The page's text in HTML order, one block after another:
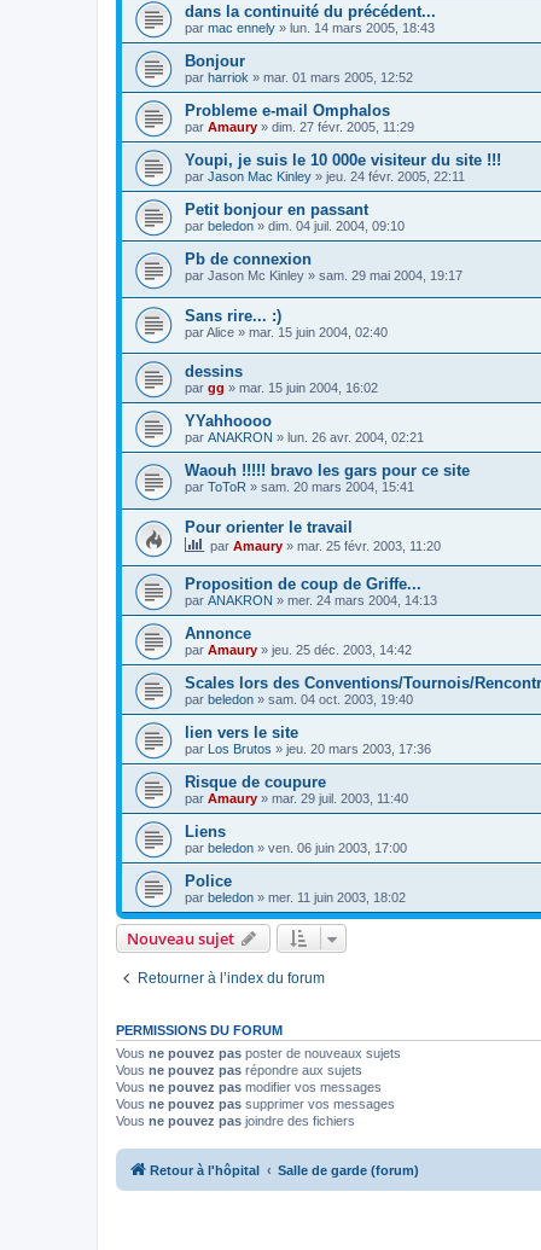
dans la continuité du précédent...
par mac ennely » lun. 14 mars 2005, 18:43
Bonjour
par harriok » mar. 01 mars 2005, 12:52
Probleme e-mail Omphalos
par Amaury » dim. 27 févr. 2005, 11:29
Youpi, je suis le 10 000e visiteur du site !!!
par Jason Mac Kinley » jeu. 24 févr. 2005, 22:11
Petit bonjour en passant
par beledon » dim. 04 juil. 2004, 09:10
Pb de connexion
par Jason Mc Kinley » sam. 29 mai 2004, 19:17
Sans rire... :)
parAlice » mar. 15 juin 2004, 02:40
dessins
par gg » mar. 15 juin 2004, 16:02
YYahhoooo
par ANAKRON » lun. 26 avr. 2004, 02:21
Waouh !!!!! bravo les gars pour ce site
par ToToR » sam. 20 mars 2004, 15:41
Pour orienter le travail
par Amaury » mar. 25 févr. 2003, 11:20
Proposition de coup de Griffe...
par ANAKRON » mer. 24 mars 2004, 14:13
Annonce
par Amaury » jeu. 25 déc. 2003, 14:42
Scales lors des Conventions/Tournois/
par beledon » sam. 04 oct. 2003, 19:40
lien vers le site
par Los Brutos » jeu. 20 mars 2003, 17:36
Risque de coupure
par Amaury » mar. 29 juil. 2003, 11:40
Liens
par beledon » ven. 06 juin 2003, 17:00
Police
par beledon » mer. 11 juin 2003, 18:02
Nouveau sujet
Retourner à l’index du forum
PERMISSIONS DU FORUM
Vous ne pouvez pas poster de nouveaux sujets
Vous ne pouvez pas répondre aux sujets
Vous ne pouvez pas modifier vos messages
Vous ne pouvez pas supprimer vos messages
Vous ne pouvez pas joindre des fichiers
Retour à l'hôpital Salle de garde (forum)